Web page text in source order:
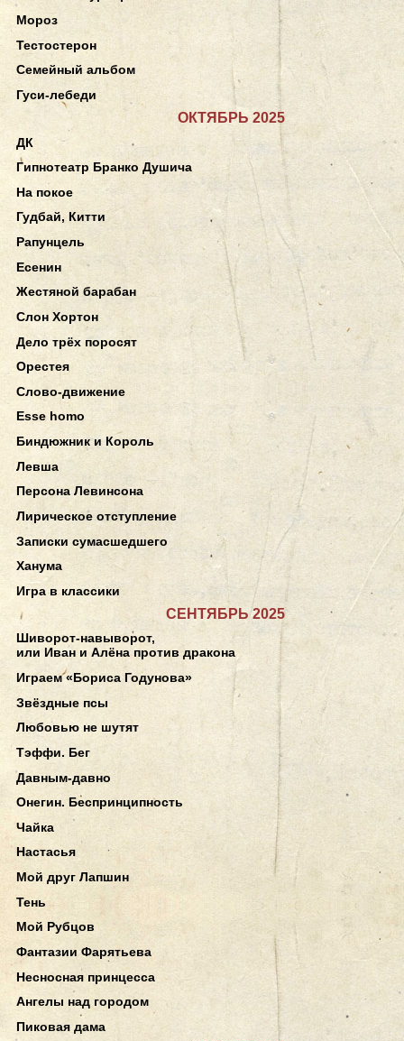
Мороз
Тестостерон
Семейный альбом
Гуси-лебеди
ОКТЯБРЬ 2025
ДК
Гипнотеатр Бранко Душича
На покое
Гудбай, Китти
Рапунцель
Есенин
Жестяной барабан
Слон Хортон
Дело трёх поросят
Орестея
Слово-движение
Esse homo
Биндюжник и Король
Левша
Персона Левинсона
Лирическое отступление
Записки сумасшедшего
Ханума
Игра в классики
СЕНТЯБРЬ 2025
Шиворот-навыворот,
или Иван и Алёна против дракона
Играем «Бориса Годунова»
Звёздные псы
Любовью не шутят
Тэффи. Бег
Давным-давно
Онегин. Беспринципность
Чайка
Настасья
Мой друг Лапшин
Тень
Мой Рубцов
Фантазии Фарятьева
Несносная принцесса
Ангелы над городом
Пиковая дама